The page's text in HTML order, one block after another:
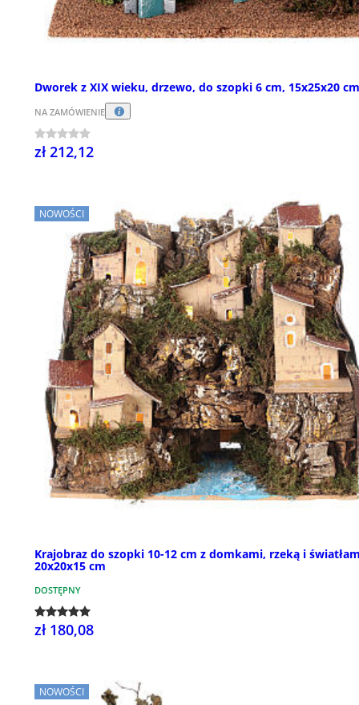
Dworek z XIX wieku, drzewo, do szopki 6 cm, 15x25x20 cm
NA ZAMÓWIENIE
zł 212,12
NOWOŚCI
Krajobraz do szopki 10-12 cm z domkami, rzeką i
20x20x15 cm
DOSTĘPNY
zł 180,08
NOWOŚCI